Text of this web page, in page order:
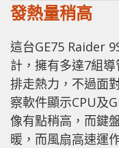
發熱量稍高
這台GE75 Raider
計，擁有多達7組
排走熱力，不過面
察軟件顯示CPU及
像有點稍高，而鍵
暖，而風扇高速運